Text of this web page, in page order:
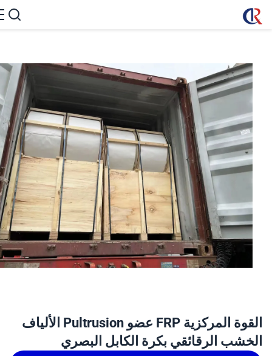
القوة المركزية FRP عضو Pultrusion الألياف
الرقائقي بكرة الكابل البصري